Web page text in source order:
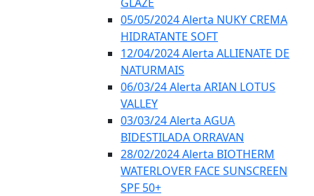
05/05/2024 Alerta NUKY CREMA
HIDRATANTE SOFT
12/04/2024 Alerta ALLIENATE DE
NATURMAIS
06/03/24 Alerta ARIAN LOTUS
VALLEY
03/03/24 Alerta AGUA
BIDESTILADA ORRAVAN
28/02/2024 Alerta BIOTHERM
WATERLOVER FACE SUNSCREEN
SPF 50+